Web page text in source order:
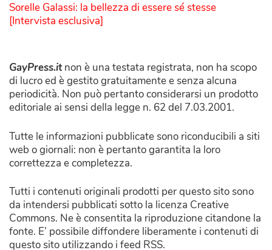
Sorelle Galassi: la bellezza di essere sé stesse
[Intervista esclusiva]
GayPress.itnon è una testata registrata, non ha scopo
di lucro ed è gestito gratuitamente e senza alcuna
periodicità. Non può pertanto considerarsi un prodotto
editoriale ai sensi della legge n. 62 del 7.03.2001.
Tutte le informazioni pubblicate sono riconducibili a siti
web o giornali: non è pertanto garantita la loro
correttezza e completezza.
Tutti i contenuti originali prodotti per questo sito sono
da intendersi pubblicati sotto la licenza Creative
Commons. Ne è consentita la riproduzione citandone la
fonte. E’ possibile diffondere liberamente i contenuti di
questo sito utilizzando i feed RSS.